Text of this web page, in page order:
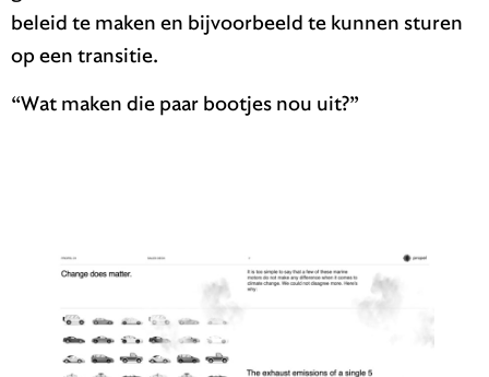
beleid te maken en bijvoorbeeld te kunnen sturen
op een transitie.
“Wat maken die paar bootjes nou uit?”